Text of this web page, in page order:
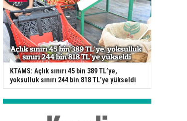
KTAMS: Açlık sınırı 45 bin 389 TL’ye,
yoksulluk sınırı 244 bin 818 TL’ye yükseldi